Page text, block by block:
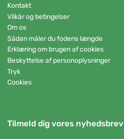
Kontakt
Vilkår og betingelser
Om os
Sådan måler du fodens længde
Erklæring om brugen af cookies
Beskyttelse af personoplysninger
Tryk
Cookies
Tilmeld dig vores nyhedsbrev